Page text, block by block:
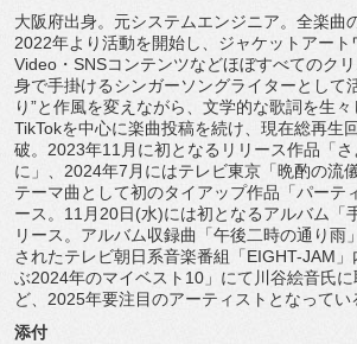
大阪府出身。元システムエンジニア。全楽曲
2022年より活動を開始し、ジャケットアート
Video・SNSコンテンツなどほぼすべてのク
身で手掛けるシンガーソングライターとして
り”と作風を変えながら、文学的な歌詞を生々
TikTokを中心に楽曲投稿を続け、現在総再生
破。2023年11月に初となるリリース作品「さ
に」、2024年7月にはテレビ東京「晩酌の流
テーマ曲として初のタイアップ作品「パーテ
ース。11月20日(水)には初となるアルバム「
リース。アルバム収録曲「午後二時の通り雨
されたテレビ朝日系音楽番組「EIGHT-JAM
ぶ2024年のマイベスト10」にて川谷絵音氏
ど、2025年要注目のアーティストとなってい
添付